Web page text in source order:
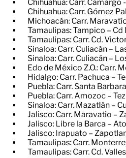
Chihuahua: Carr. Camargo
Chihuahua: Carr. Gómez
Michoacán: Carr.
Tamaulipas: Tampico – Cd
Tamaulipas: Carr. Cd.
Sinaloa: Carr. Culiacán –
Sinaloa: Carr. Culiacán –
Edo de México Z.O.: Carr.
Hidalgo: Carr. Pachuca –
Puebla: Carr. Santa
Puebla: Carr. Amozoc –
Sinaloa: Carr. Mazatlán –
Jalisco: Carr. Maravatio –
Jalisco: Libre la Barca –
Jalisco: Irapuato –
Tamaulipas: Carr.
Tamaulipas: Carr. Cd.